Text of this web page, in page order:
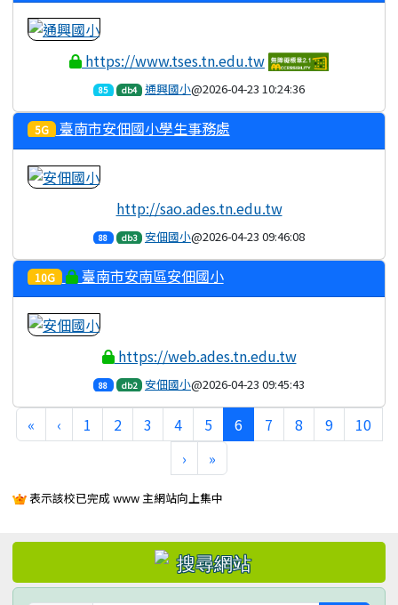
https://www.tses.tn.edu.tw
85 db4 通興國小@2026-04-23 10:24:36
5G 臺南市安佃國小學生事務處
http://sao.ades.tn.edu.tw
88 db3 安佃國小@2026-04-23 09:46:08
10G 臺南市安南區安佃國小
https://web.ades.tn.edu.tw
88 db2 安佃國小@2026-04-23 09:45:43
«第一頁
‹上一頁
1 2 3 4 5 6(目前頁次)
7 8 9
10
›下一頁
»最後頁
表示該校已完成 www 主網站向上集中
左邊區域內容